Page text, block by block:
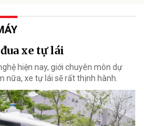
xe tự lái
hiện nay, giới chuyên môn dự
nữa, xe tự lái sẽ rất thịnh hành.